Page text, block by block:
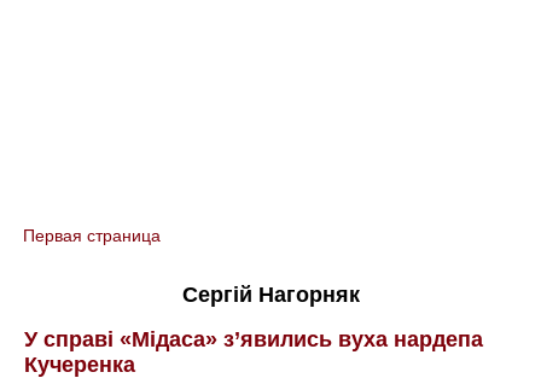
You are here
Первая страница
Сергій Нагорняк
У справі «Мідаса» з’явились вуха нардепа
Кучеренка